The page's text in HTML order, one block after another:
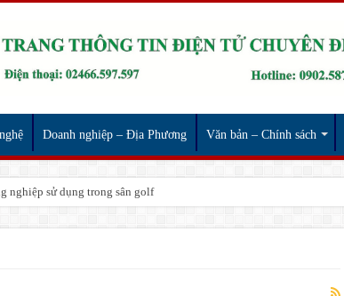
Doanh nghiệp – Địa Phương Văn bản – Chính sách
nghiệp sử dụng trong sân golf